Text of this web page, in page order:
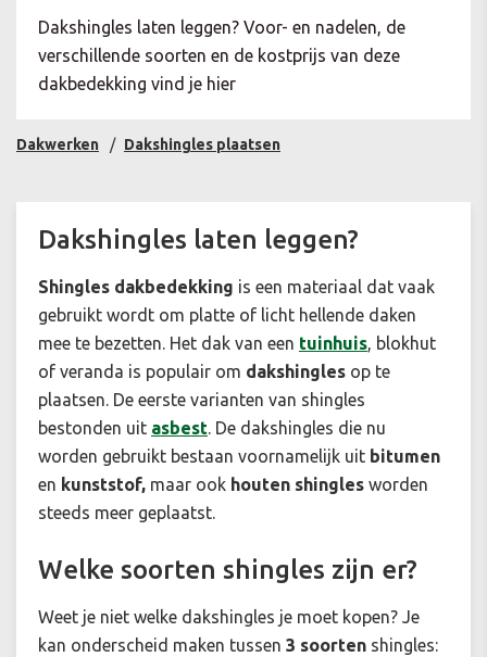
Dakshingles laten leggen? Voor- en nadelen, de
verschillende soorten en de kostprijs van deze
dakbedekking vind je hier
Dakwerken Dakshingles plaatsen
Dakshingles laten leggen?
Shingles dakbedekking is een materiaal dat vaak
gebruikt wordt om platte of licht hellende daken
mee te bezetten. Het dak van een tuinhuis, blokhut
of veranda is populair om dakshingles op te
plaatsen. De eerste varianten van shingles
bestonden uit asbest. De dakshingles die nu
worden gebruikt bestaan voornamelijk uit bitumen
en kunststof, maar ook houten shingles worden
steeds meer geplaatst.
Welke soorten shingles zijn er?
Weet je niet welke dakshingles je moet kopen? Je
kan onderscheid maken tussen 3 soorten shingles: